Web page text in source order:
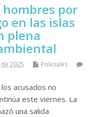
hombres por
en las islas
plena
2025
Policiales
acusados no
este viernes. La
una salida